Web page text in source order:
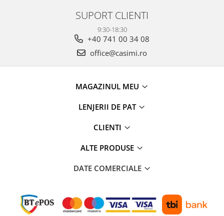
SUPORT CLIENTI
9:30-18:30
+40 741 00 34 08
office@casimi.ro
MAGAZINUL MEU
LENJERII DE PAT
CLIENTI
ALTE PRODUSE
DATE COMERCIALE